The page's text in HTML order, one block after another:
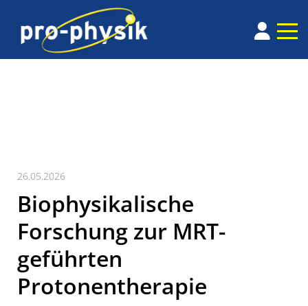
26.05.2026
Biophysikalische
Forschung zur MRT-
geführten
Protonentherapie